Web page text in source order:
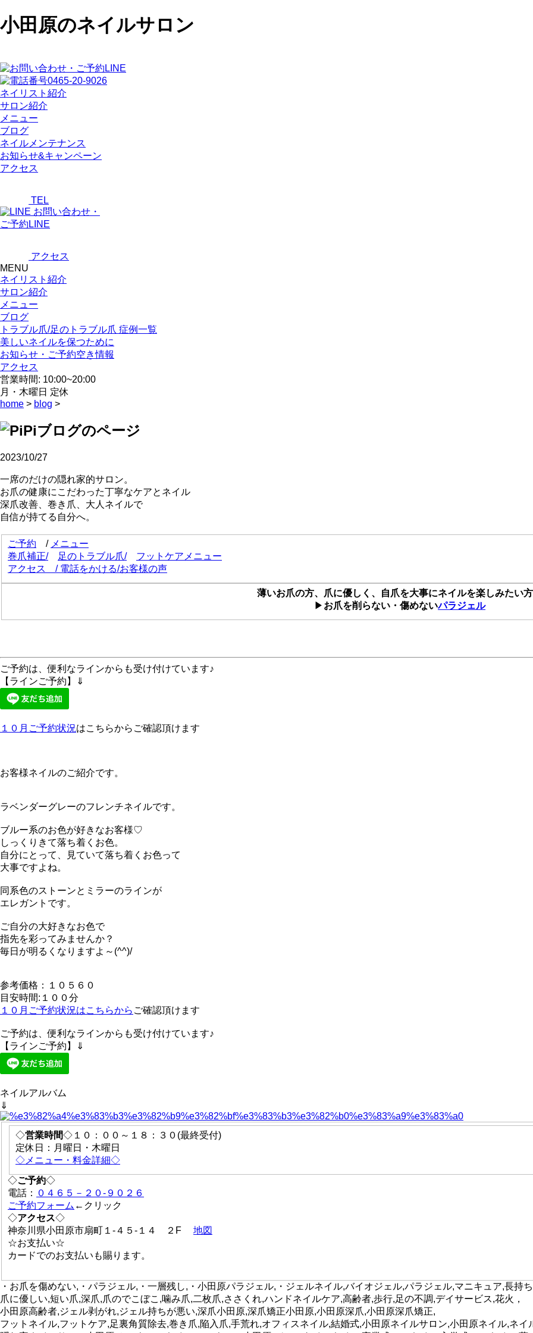
小田原のネイルサロン
ネイリスト紹介
サロン紹介
メニュー
ブログ
ネイルメンテナンス
お知らせ&キャンペーン
アクセス
TEL
お問い合わせ・
ご予約LINE
アクセス
MENU
ネイリスト紹介
サロン紹介
メニュー
ブログ
トラブル爪/足のトラブル爪 症例一覧
美しいネイルを保つために
お知らせ・ご予約空き情報
アクセス
営業時間: 10:00~20:00
月・木曜日 定休
home > blog >
2023/10/27
一席のだけの隠れ家的サロン。
お爪の健康にこだわった丁寧なケアとネイル
深爪改善、巻き爪、大人ネイルで
自信が持てる自分へ。
ご予約 / メニュー
巻爪補正/ 足のトラブル爪/
フットケアメニュー
アクセス
/ 電話をかける/お客様の声
薄いお爪の方、爪に優しく、自爪を大事にネイルを楽しみたい
▶ お爪を削らない・傷めないパラジェル
ご予約は、便利なラインからも受け付けています♪
【ラインご予約】⇓
１０月ご予約状況はこちらからご確認頂けます
お客様ネイルのご紹介です。
ラベンダーグレーのフレンチネイルです。
ブルー系のお色が好きなお客様♡
しっくりきて落ち着くお色。
自分にとって、見ていて落ち着くお色って
大事ですよね。
同系色のストーンとミラーのラインが
エレガントです。
ご自分の大好きなお色で
指先を彩ってみませんか？
毎日が明るくなりますよ～(^^)/
参考価格：１０５６０
目安時間:１００分
１０月ご予約状況はこちらから ご確認頂けます
ご予約は、便利なラインからも受け付けています♪
【ラインご予約】⇓
ネイルアルバム
⇓
◇営業時間◇１０：００～１８：３０(最終受付)
定休日：月曜日・木曜日
◇メニュー・料金詳細◇
◇ご予約◇
電話： ０４６５－２０-９０２６
ご予約フォーム ←クリック
◇アクセス◇
神奈川県小田原市扇町１-４５-１４ ２F 地図
☆お支払い☆
カードでのお支払いも賜ります。
・お爪を傷めない,・パラジェル,・一層残し,・小田原パラジェル,・ジェルネイル,バイオジェル,パラジェル,マニキュア,長持
爪に優しい,短い爪,深爪,爪のでこぼこ,噛み爪,二枚爪,ささくれ,ハンドネイルケア,高齢者,歩行,足の不調,デイサービス,花火，
小田原高齢者,ジェル剥がれ,ジェル持ちが悪い,深爪小田原,深爪矯正小田原,小田原深爪,小田原深爪矯正,
フットネイル,フットケア,足裏角質除去,巻き爪,陥入爪,手荒れ,オフィスネイル,結婚式,小田原ネイルサロン,小田原ネイル,ネ